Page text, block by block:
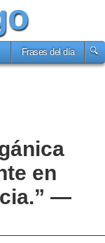
Frases del día
en
—